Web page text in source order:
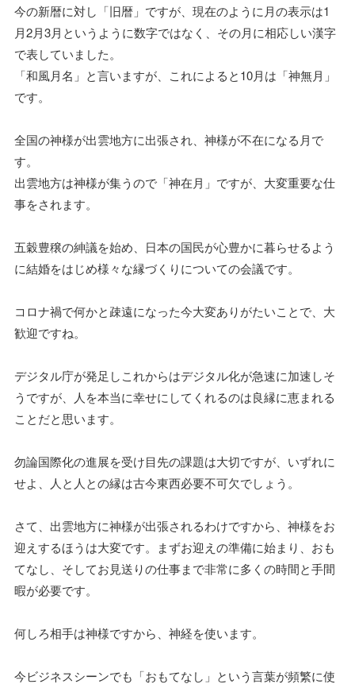
今の新暦に対し「旧暦」ですが、現在のように月の表示は1
月2月3月というように数字ではなく、その月に相応しい漢字
で表していました。
「和風月名」と言いますが、これによると10月は「神無月」
です。
全国の神様が出雲地方に出張され、神様が不在になる月で
す。
出雲地方は神様が集うので「神在月」ですが、大変重要な仕
事をされます。
五穀豊穣の紳議を始め、日本の国民が心豊かに暮らせるよう
に結婚をはじめ様々な縁づくりについての会議です。
コロナ禍で何かと疎遠になった今大変ありがたいことで、大
歓迎ですね。
デジタル庁が発足しこれからはデジタル化が急速に加速しそ
うですが、人を本当に幸せにしてくれるのは良縁に恵まれる
ことだと思います。
勿論国際化の進展を受け目先の課題は大切ですが、いずれに
せよ、人と人との縁は古今東西必要不可欠でしょう。
さて、出雲地方に神様が出張されるわけですから、神様をお
迎えするほうは大変です。まずお迎えの準備に始まり、おも
てなし、そしてお見送りの仕事まで非常に多くの時間と手間
暇が必要です。
何しろ相手は神様ですから、神経を使います。
今ビジネスシーンでも「おもてなし」という言葉が頻繁に使